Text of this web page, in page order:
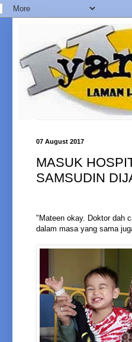
07 August 2017
MASUK
SAMSUDIN
"Mateen okay. Doktor dah
dalam masa yang sama